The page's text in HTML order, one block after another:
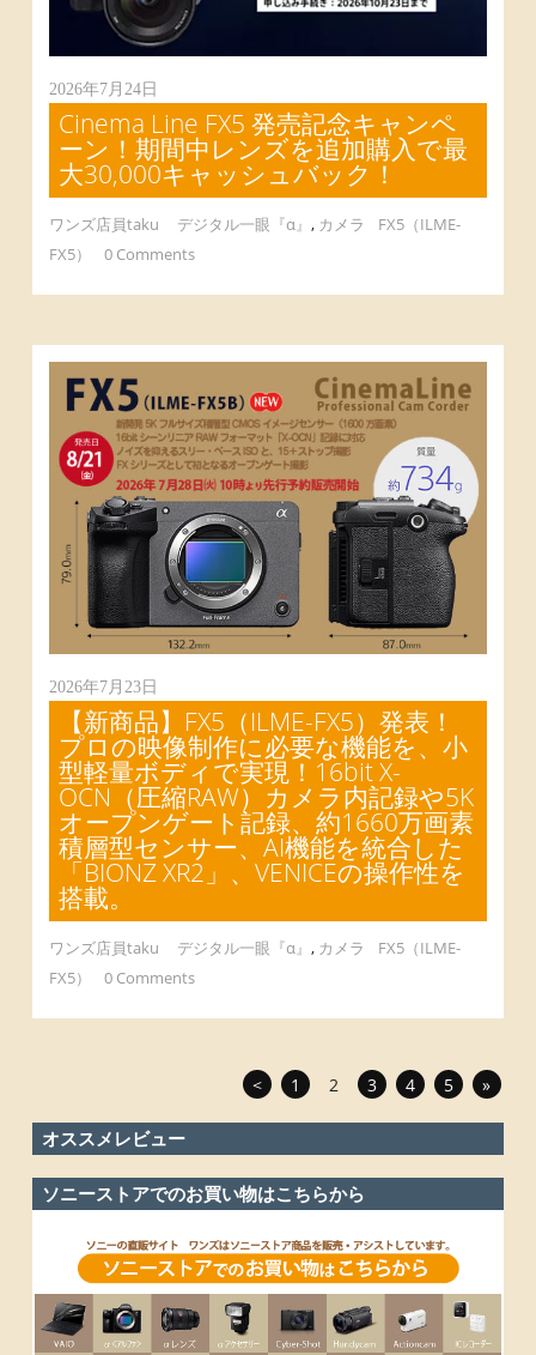
2026年7月24日
Cinema Line FX5 発売記念キャンペ
ーン！期間中レンズを追加購入で最
大30,000キャッシュバック！
ワンズ店員taku デジタル一眼『α』, カメラ
FX5（ILME-
FX5）
0 Comments
2026年7月23日
【新商品】FX5（ILME-FX5）発表！
プロの映像制作に必要な機能を、小
型軽量ボディで実現！16bit X-
OCN（圧縮RAW）カメラ内記録や5K
オープンゲート記録、約1660万画素
積層型センサー、AI機能を統合した
「BIONZ XR2」、VENICEの操作性を
搭載。
ワンズ店員taku デジタル一眼『α』, カメラ
FX5（ILME-
FX5）
0 Comments
< 1 2 3 4 5 »
オススメレビュー
ソニーストアでのお買い物はこちらから